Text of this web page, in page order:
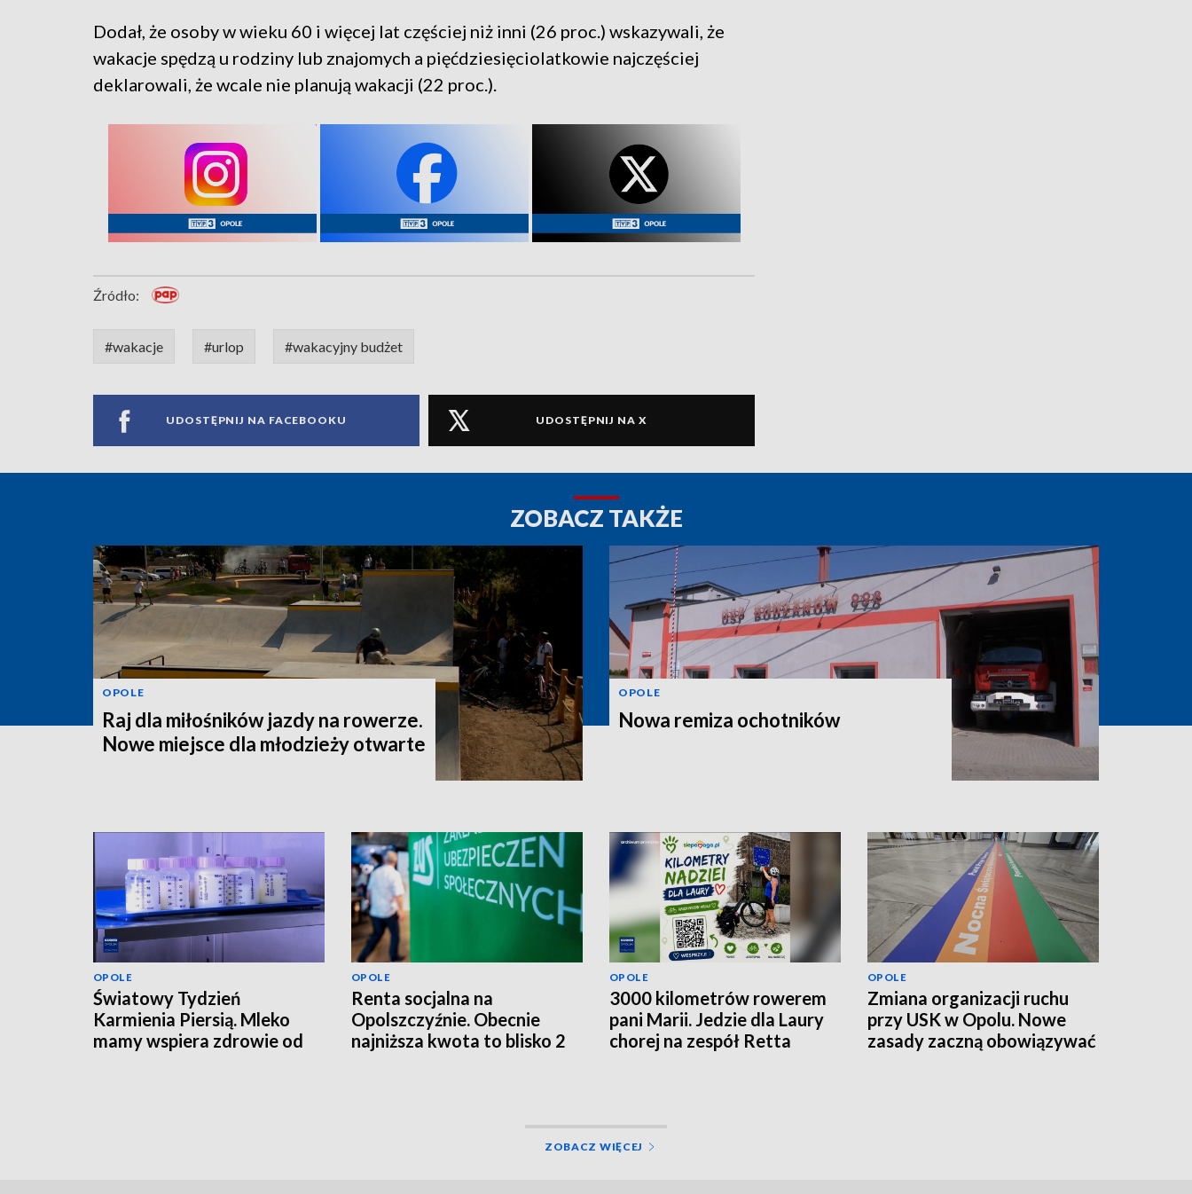
Dodał, że osoby w wieku 60 i więcej lat częściej niż inni (26 proc.) wskazywali, że
wakacje spędzą u rodziny lub znajomych a pięćdziesięciolatkowie najczęściej
deklarowali, że wcale nie planują wakacji (22 proc.).
Źródło:
#wakacje #urlop #wakacyjny budżet
UDOSTĘPNIJ NA FACEBOOKU UDOSTĘPNIJ NA X
ZOBACZ TAKŻE
OPOLE
Raj dla miłośników jazdy na rowerze.
Nowe miejsce dla młodzieży otwarte
OPOLE
Nowa remiza ochotników
OPOLE
Światowy Tydzień
Karmienia Piersią. Mleko
mamy wspiera zdrowie od
OPOLE
Renta socjalna na
Opolszczyźnie. Obecnie
najniższa kwota to blisko 2
OPOLE
3000 kilometrów rowerem
pani Marii. Jedzie dla Laury
chorej na zespół Retta
OPOLE
Zmiana organizacji ruchu
przy USK w Opolu. Nowe
zasady zaczną obowiązywać
ZOBACZ WIĘCEJ